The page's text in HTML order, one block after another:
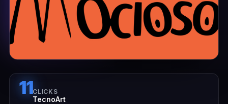
11CLICKS
TecnoArt